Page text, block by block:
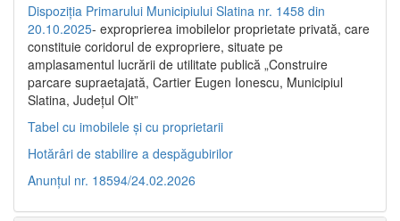
Dispoziția Primarului Municipiului Slatina nr. 1458 din
20.10.2025- exproprierea imobilelor proprietate privată, care
constituie coridorul de expropriere, situate pe
amplasamentul lucrării de utilitate publică „Construire
parcare supraetajată, Cartier Eugen Ionescu, Municipiul
Slatina, Județul Olt”
Tabel cu imobilele și cu proprietarii
Hotărâri de stabilire a despăgubirilor
Anunțul nr. 18594/24.02.2026